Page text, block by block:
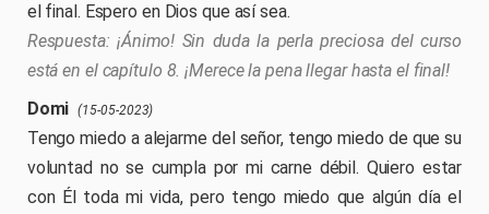
el final. Espero en Dios que así sea.
¡Ánimo! Sin duda la perla preciosa del curso
está en el capítulo 8. ¡Merece la pena llegar hasta el final!
Domi (15-05-2023)
Tengo miedo a alejarme del señor, tengo miedo de que su
voluntad no se cumpla por mi carne débil. Quiero estar
con Él toda mi vida, pero tengo miedo que algún día el